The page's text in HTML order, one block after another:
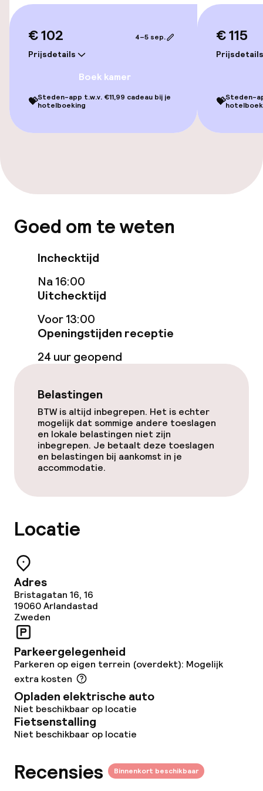
Zwemmen & wellness
Fitnessruimte / gym
Entertainment
Betaalde wifi
Restaurant
Bar
Eet- en drinkdiensten
Roomservice
Schoonmaakvoorzieningen
Wasservice
Zakelijke faciliteiten
Conferentieruimte
Beleid
€ 102
Prijsdetails
4–5 sep.
Boek kamer
💝Steden-app t.w.v. €11,99 cadeau bij je
hotelboeking
€ 115
Prijsdetails
💝Steden-
Goed om te weten
Inchecktijd
Na 16:00
Uitchecktijd
Voor 13:00
Openingstijden receptie
24 uur geopend
Belastingen
BTW is altijd inbegrepen. Het is echter
mogelijk dat sommige andere toeslagen
en lokale belastingen niet zijn
inbegrepen. Je betaalt deze toeslagen
en belastingen bij aankomst in je
accommodatie.
Locatie
Adres
Bristagatan 16, 16
19060Arlandastad
Zweden
Parkeergelegenheid
Parkeren op eigen terrein (overdekt): Mogelijk
extra kosten
Opladen elektrische auto
Niet beschikbaar op locatie
Fietsenstalling
Niet beschikbaar op locatie
Recensies Binnenkort beschikbaar